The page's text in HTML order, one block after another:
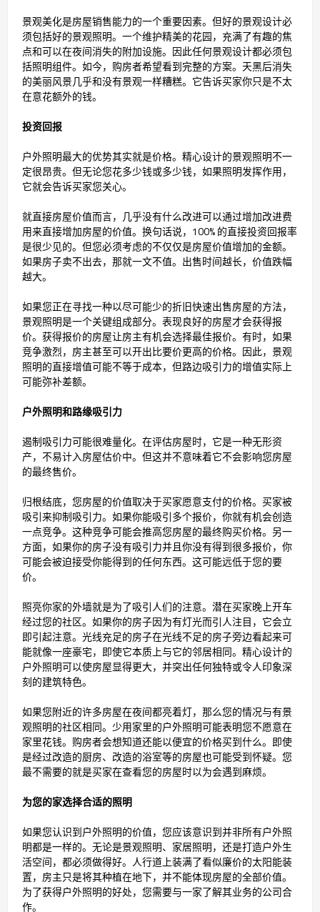
景观美化是房屋销售能力的一个重要因素。但好的景观设计必
须包括好的景观照明。一个维护精美的花园，充满了有趣的焦
点和可以在夜间消失的附加设施。因此任何景观设计都必须包
括照明组件。如今，购房者希望看到完整的方案。天黑后消失
的美丽风景几乎和没有景观一样糟糕。它告诉买家你只是不太
在意花额外的钱。
投资回报
户外照明最大的优势其实就是价格。精心设计的景观照明不一
定很昂贵。但无论您花多少钱或多少钱，如果照明发挥作用，
它就会告诉买家您关心。
就直接房屋价值而言，几乎没有什么改进可以通过增加改进费
用来直接增加房屋的价值。换句话说，100% 的直接投资回报率
是很少见的。但您必须考虑的不仅仅是房屋价值增加的金额。
如果房子卖不出去，那就一文不值。出售时间越长，价值跌幅
越大。
如果您正在寻找一种以尽可能少的折旧快速出售房屋的方法，
景观照明是一个关键组成部分。表现良好的房屋才会获得报
价。获得报价的房屋让房主有机会选择最佳报价。有时，如果
竞争激烈，房主甚至可以开出比要价更高的价格。因此，景观
照明的直接增值可能不等于成本，但路边吸引力的增值实际上
可能弥补差额。
户外照明和路缘吸引力
遏制吸引力可能很难量化。在评估房屋时，它是一种无形资
产，不易计入房屋估价中。但这并不意味着它不会影响您房屋
的最终售价。
归根结底，您房屋的价值取决于买家愿意支付的价格。买家被
吸引来抑制吸引力。如果你能吸引多个报价，你就有机会创造
一点竞争。这种竞争可能会推高您房屋的最终购买价格。另一
方面，如果你的房子没有吸引力并且你没有得到很多报价，你
可能会被迫接受你能得到的任何东西。这可能远低于您的要
价。
照亮你家的外墙就是为了吸引人们的注意。潜在买家晚上开车
经过您的社区。如果你的房子因为有灯光而引人注目，它会立
即引起注意。光线充足的房子在光线不足的房子旁边看起来可
能就像一座豪宅，即使它本质上与它的邻居相同。精心设计的
户外照明可以使房屋显得更大，并突出任何独特或令人印象深
刻的建筑特色。
如果您附近的许多房屋在夜间都亮着灯，那么您的情况与有景
观照明的社区相同。少用家里的户外照明可能表明您不愿意在
家里花钱。购房者会想知道还能以便宜的价格买到什么。即使
是经过改造的厨房、改造的浴室等的房屋也可能受到怀疑。您
最不需要的就是买家在查看您的房屋时以为会遇到麻烦。
为您的家选择合适的照明
如果您认识到户外照明的价值，您应该意识到并非所有户外照
明都是一样的。无论是景观照明、家居照明，还是打造户外生
活空间，都必须做得好。人行道上装满了看似廉价的太阳能装
置，房主只是将其种植在地下，并不能体现房屋的全部价值。
为了获得户外照明的好处，您需要与一家了解其业务的公司合
作。